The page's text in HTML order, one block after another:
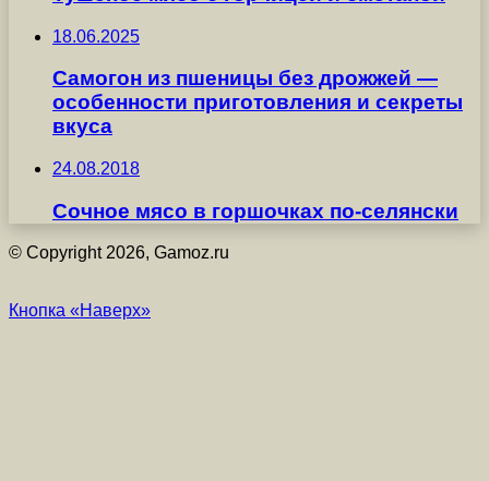
18.06.2025
Самогон из пшеницы без дрожжей —
особенности приготовления и секреты
вкуса
24.08.2018
Сочное мясо в горшочках по-селянски
© Copyright 2026, Gamoz.ru
Кнопка «Наверх»